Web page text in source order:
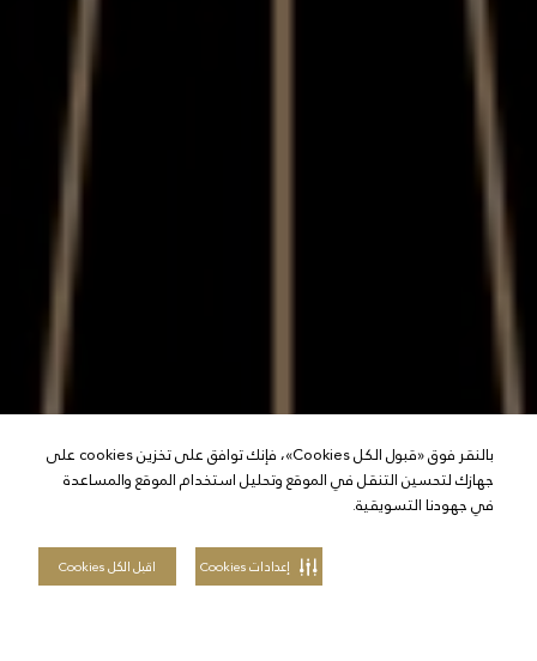
بالنقر فوق «قبول الكل Cookies»، فإنك توافق على تخزين cookies على
جهازك لتحسين التنقل في الموقع وتحليل استخدام الموقع والمساعدة
في جهودنا التسويقية.
اقبل الكل Cookies إعدادات Cookies